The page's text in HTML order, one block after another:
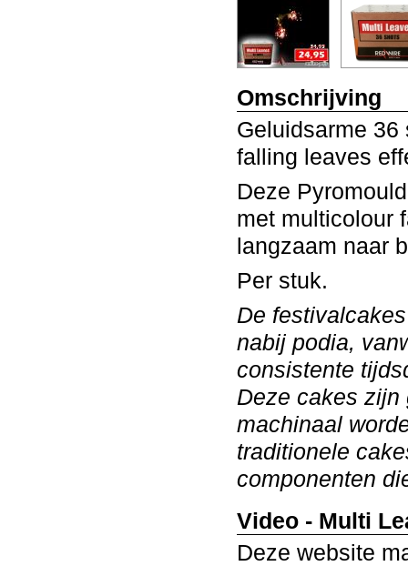
Omschrijving
Geluidsarme
falling leaves
Deze
met multicolour
langzaam naar
Per stuk.
De
nabij podia,
consistente
Deze cakes
machinaal
traditionele
componenten
Video - Multi
Deze website